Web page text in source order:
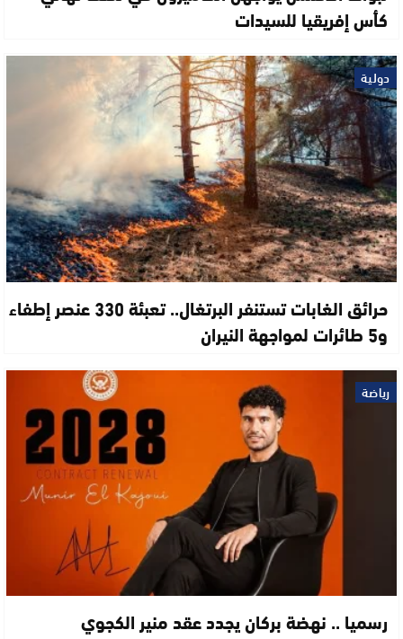
كأس إفريقيا للسيدات
دولية
حرائق الغابات تستنفر البرتغال.. تعبئة 330 عنصر إطفاء
و5 طائرات لمواجهة النيران
رياضة
رسميا .. نهضة بركان يجدد عقد منير الكجوي